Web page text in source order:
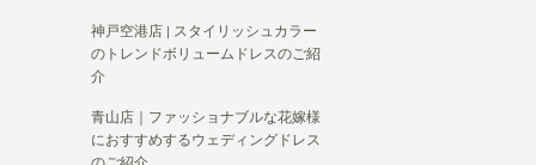
神戸空港店 | スタイリッシュカラー
のトレンドボリュームドレスのご紹
介
青山店｜ファッショナブルな花嫁様
におすすめするウェディングドレス